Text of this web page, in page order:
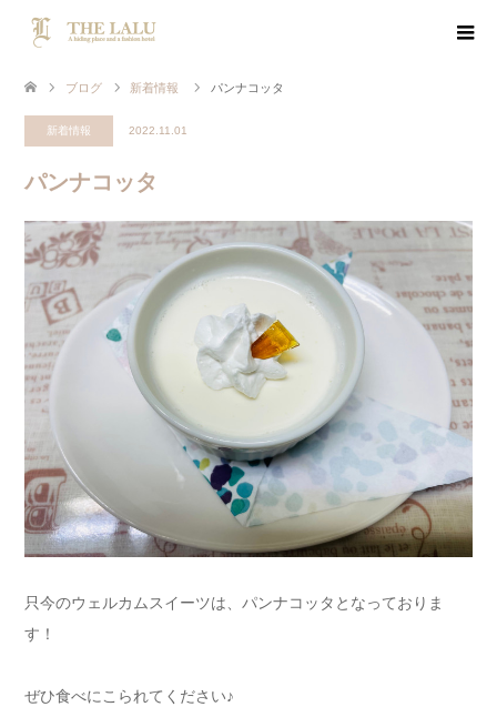
ブログ 新着情報 パンナコッタ
新着情報 2022.11.01
パンナコッタ
只今のウェルカムスイーツは、パンナコッタとなっておりま
す！
ぜひ食べにこられてください♪